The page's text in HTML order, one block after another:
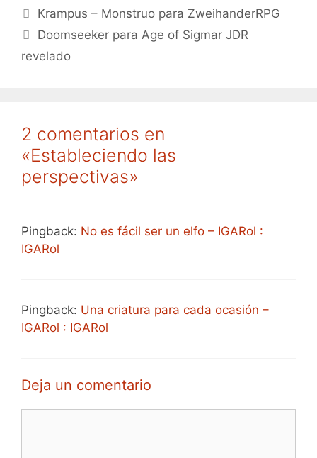
Krampus – Monstruo para ZweihanderRPG
Doomseeker para Age of Sigmar JDR
revelado
2 comentarios en
«Estableciendo las
perspectivas»
Pingback: No es fácil ser un elfo – IGARol :
IGARol
Pingback: Una criatura para cada ocasión –
IGARol : IGARol
Deja un comentario